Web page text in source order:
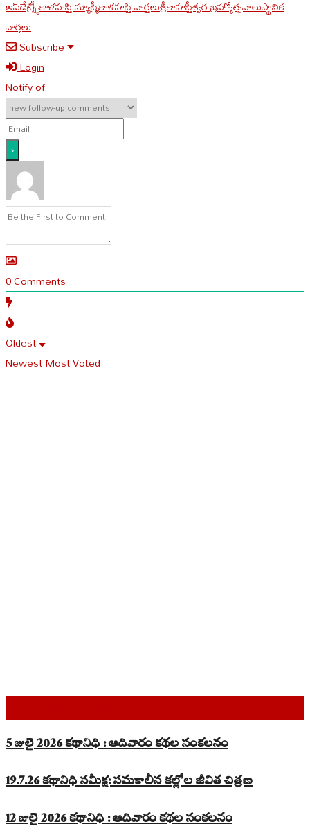
అప్‌డేట్స్శ్రీకాళహస్తి న్యూస్శ్రీకాళహస్తి వార్తలుశ్రీకాహస్తీశ్వర బ్రహ్మోత్సవాలుస్థానిక
వార్తలు
Subscribe
Login
Notify of
0Comments
Oldest
NewestMost Voted
5 జులై 2026 కథానిధి : ఆదివారం కథల సంకలనం
19.7.26 కథానిధి సమీక్ష: సమకాలీన కల్లోల జీవిత చిత్రణ
12 జులై 2026 కథానిధి : ఆదివారం కథల సంకలనం